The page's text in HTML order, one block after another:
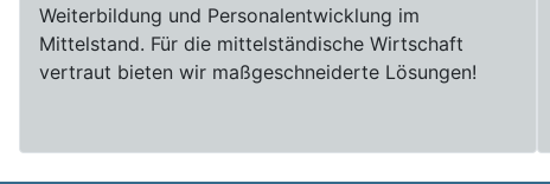
Weiterbildung und Personalentwicklung im
Mittelstand. Für die mittelständische Wirtschaft
vertraut bieten wir maßgeschneiderte Lösungen!